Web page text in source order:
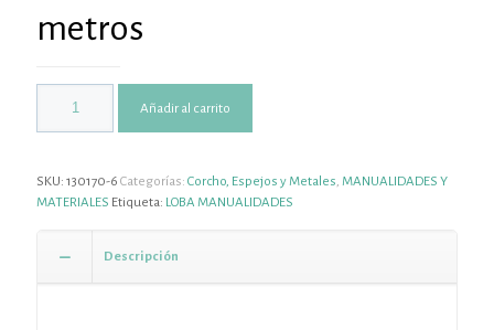
metros
Añadir al carrito
SKU: 130170-6 Categorías: Corcho, Espejos y Metales MANUALIDADES Y
MATERIALES Etiqueta: LOBA MANUALIDADES
Descripción